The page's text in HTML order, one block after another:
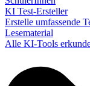
KI Test-Ersteller
Erstelle umfassende
Lesematerial
Alle KI-Tools